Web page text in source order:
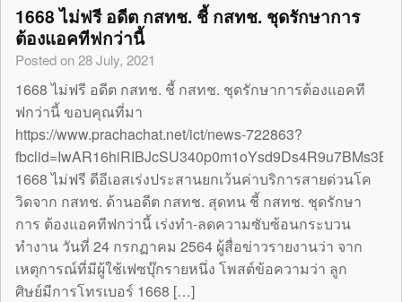
1668 ไม่ฟรี อดีต กสทช. ชี้ กสทช. ชุดรักษาการ
ต้องแอคทีฟกว่านี้
Posted on 28 July, 2021
1668 ไม่ฟรี อดีต กสทช. ชี้ กสทช. ชุดรักษาการต้องแอคที
ฟกว่านี้ ขอบคุณที่มา
https://www.prachachat.net/ict/news-722863?
1668 ไม่ฟรี ดีอีเอสเร่งประสานยกเว้นค่าบริการสายด่วนโค
วิดจาก กสทช. ด้านอดีต กสทช. สุดทน ชี้ กสทช. ชุดรักษา
การ ต้องแอคทีฟกว่านี้ เร่งทำ-ลดความซับซ้อนกระบวน
ทำงาน วันที่ 24 กรกฏาคม 2564 ผู้สื่อข่าวรายงานว่า จาก
เหตุการณ์ที่มีผู้ใช้เฟซบุ๊กรายหนึ่ง โพสต์ข้อความว่า ลูก
ศิษย์มีการโทรเบอร์ 1668 […]